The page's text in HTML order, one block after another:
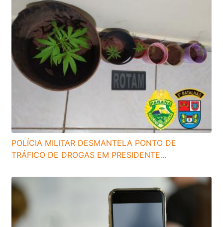
POLÍCIA MILITAR DESMANTELA PONTO DE
TRÁFICO DE DROGAS EM PRESIDENTE...